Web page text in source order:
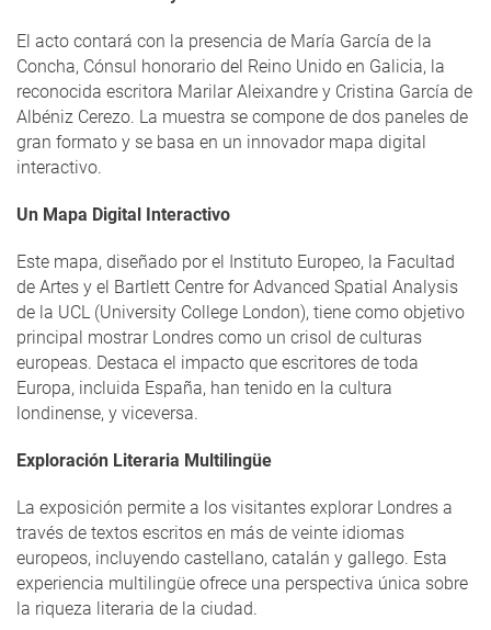
El acto contará con la presencia de María García de la
Concha, Cónsul honorario del Reino Unido en Galicia, la
reconocida escritora Marilar Aleixandre y Cristina García de
Albéniz Cerezo. La muestra se compone de dos paneles de
gran formato y se basa en un innovador mapa digital
interactivo.
Un Mapa Digital Interactivo
Este mapa, diseñado por el Instituto Europeo, la Facultad
de Artes y el Bartlett Centre for Advanced Spatial Analysis
de la UCL (University College London), tiene como objetivo
principal mostrar Londres como un crisol de culturas
europeas. Destaca el impacto que escritores de toda
Europa, incluida España, han tenido en la cultura
londinense, y viceversa.
Exploración Literaria Multilingüe
La exposición permite a los visitantes explorar Londres a
través de textos escritos en más de veinte idiomas
europeos, incluyendo castellano, catalán y gallego. Esta
experiencia multilingüe ofrece una perspectiva única sobre
la riqueza literaria de la ciudad.